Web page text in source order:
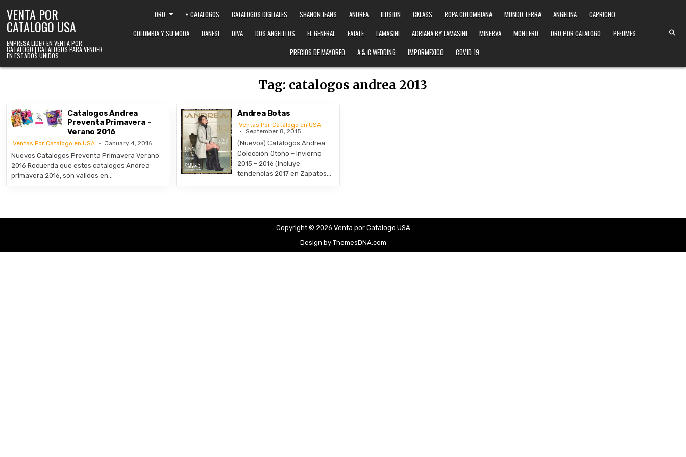
VENTA POR
CATALOGO USA
EMPRESA LIDER EN VENTA POR
CATALOGO | CATALOGOS PARA VENDER
EN ESTADOS UNIDOS
ORO + CATALOGOS CATALOGOS DIGITALES SHANON JEANS ANDREA ILUSION CKLASS ROPA COLOMBIANA MUNDO TERRA ANGELINA
CAPRICHO
COLOMBIA Y SU MODA
DANESI DIVA DOS ANGELITOS EL GENERAL FAJATE LAMASINI ADRIANA BY LAMASINI MINERVA MONTERO ORO POR CATALOGO
PEFUMES
PRECIOS DE MAYOREO
A & C WEDDING IMPORMEXICO COVID-19
Tag: catalogos andrea 2013
Catalogos Andrea
Preventa Primavera –
Verano 2016
Ventas Por Catalogo en USA January 4, 2016
Nuevos Catalogos Preventa Primavera Verano
2016 Recuerda que estos catalogos Andrea
primavera 2016, son validos en…
Andrea Botas
Ventas Por Catalogo en USA
September 8, 2015
(Nuevos) Catálogos Andrea
Colección Otoño – Invierno
2015 – 2016 (Incluye
tendencias 2017 en Zapatos…
Copyright © 2026 Venta por Catalogo USA
Design by ThemesDNA.com